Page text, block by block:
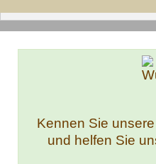
Kennen Sie
und helfen Sie